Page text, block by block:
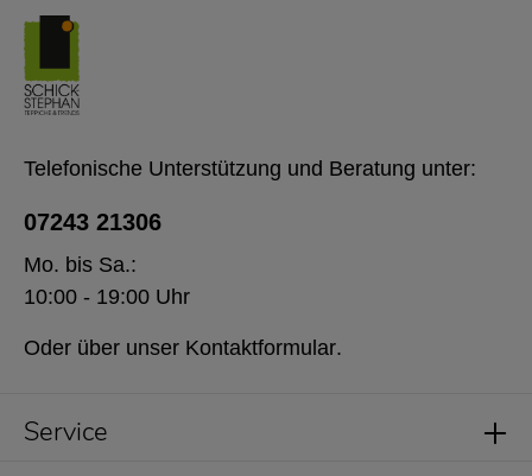
Service
Telefonische Unterstützung und Beratung unter:
07243 21306
Mo. bis Sa.:
10:00 - 19:00 Uhr
Oder über unser Kontaktformular.